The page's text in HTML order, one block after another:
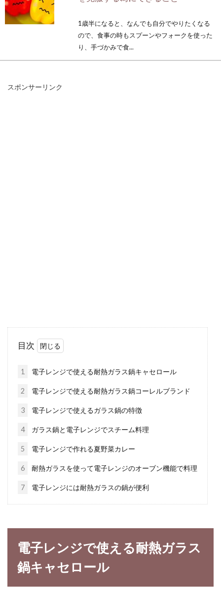
1歳半になると、なんでも自分でやりたくなる
ので、食事の時もスプーンやフォークを使った
り、手づかみで食...
いいのはやっぱり味噌？！
おにぎりはお弁当にも、忙しい日の昼食や夜食
などにも、ご飯と塩さえあれば簡単に美味しく
できます。...
カレーのルーに隠し味を組み合わせ
カレーは季節を問わずに食べたくなりますよ
ね！年齢問わず、皆が大好きなカレーは、気軽
に作れるのがい...
することでメリットが沢山
初めて作った料理が、カレーという方は多いの
ではないでしょうか。カレーは、簡単に作れ
スポンサーリンク
目次
1 電子レンジで使える耐熱ガラス鍋キャセロール
2 電子レンジで使える耐熱ガラス鍋コーレルブランド
3 電子レンジで使えるガラス鍋の特徴
4 ガラス鍋と電子レンジでスチーム料理
5 電子レンジで作れる夏野菜カレー
6 耐熱ガラスを使って電子レンジのオーブン機能で料理
7 電子レンジには耐熱ガラスの鍋が便利
電子レンジで使える耐熱ガラス
鍋キャセロール